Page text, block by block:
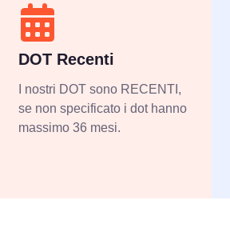
DOT Recenti
I nostri DOT sono RECENTI,
se non specificato i dot hanno
massimo 36 mesi.